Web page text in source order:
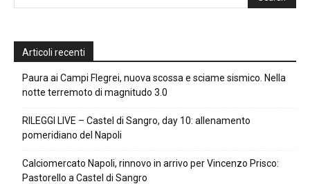
Articoli recenti
Paura ai Campi Flegrei, nuova scossa e sciame sismico. Nella
notte terremoto di magnitudo 3.0
RILEGGI LIVE – Castel di Sangro, day 10: allenamento
pomeridiano del Napoli
Calciomercato Napoli, rinnovo in arrivo per Vincenzo Prisco:
Pastorello a Castel di Sangro